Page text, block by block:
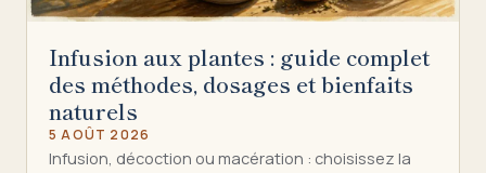
Infusion aux plantes : guide complet
des méthodes, dosages et bienfaits
naturels
5 AOÛT 2026
Infusion, décoction ou macération : choisissez la